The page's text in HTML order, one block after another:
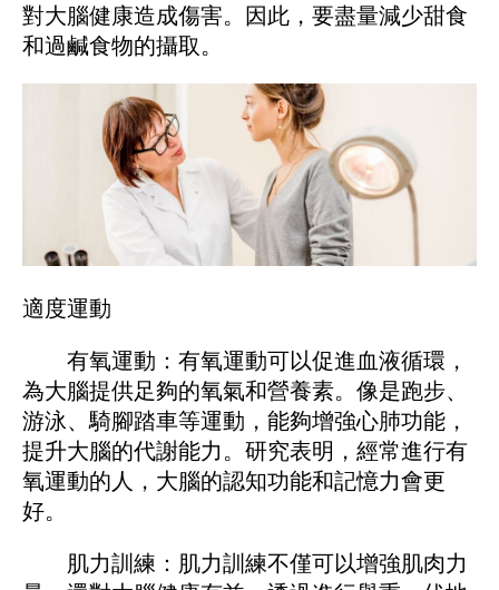
對大腦健康造成傷害。因此，要盡量減少甜食
和過鹹食物的攝取。
適度運動
有氧運動：有氧運動可以促進血液循環，
為大腦提供足夠的氧氣和營養素。像是跑步、
游泳、騎腳踏車等運動，能夠增強心肺功能，
提升大腦的代謝能力。研究表明，經常進行有
氧運動的人，大腦的認知功能和記憶力會更
好。
肌力訓練：肌力訓練不僅可以增強肌肉力